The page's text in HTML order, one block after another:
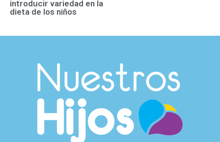
introducir variedad en la
dieta de los niños